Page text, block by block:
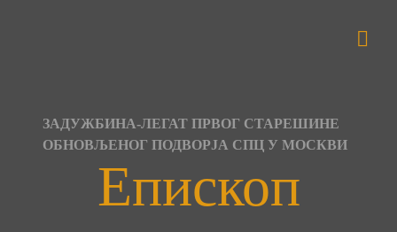
ЗАДУЖБИНА-ЛЕГАТ ПРВОГ СТАРЕШИНЕ
ОБНОВЉЕНОГ ПОДВОРЈА СПЦ У МОСКВИ
Епископ